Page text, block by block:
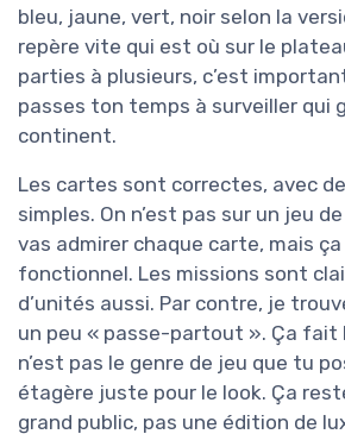
bleu, jaune, vert, noir selon la
repère vite qui est où sur le
parties à plusieurs, c’est
passes ton temps à surveiller qui
continent.
Les cartes sont correctes, avec
simples. On n’est pas sur un jeu
vas admirer chaque carte, mais
fonctionnel. Les missions sont
d’unités aussi. Par contre, je
un peu « passe-partout ». Ça fait
n’est pas le genre de jeu que tu
étagère juste pour le look. Ça
grand public, pas une édition de